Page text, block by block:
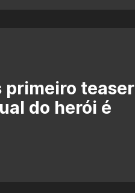
primeiro teaser
do herói é